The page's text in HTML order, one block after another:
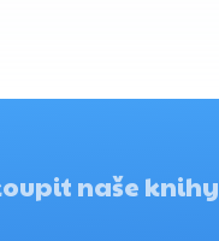
naše knihy